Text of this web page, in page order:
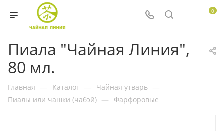
0
Пиала "Чайная Линия",
80 мл.
Главная — Каталог — Чайная утварь —
Пиалы или чашки (чабэй) — Фарфоровые